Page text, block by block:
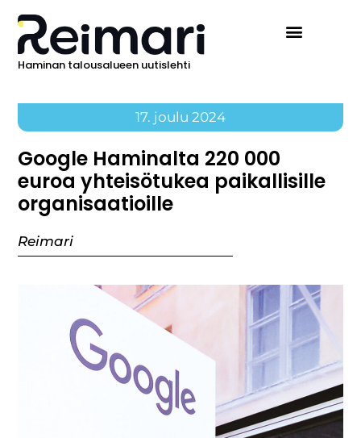
Haminan talousalueen uutislehti
17. joulu 2024
Google Haminalta 220 000
euroa yhteisötukea paikallisille
organisaatioille
Reimari